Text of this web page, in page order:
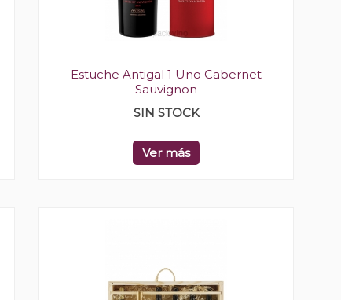
Estuche Antigal 1 Uno Cabernet
Sauvignon
SIN STOCK
Ver más